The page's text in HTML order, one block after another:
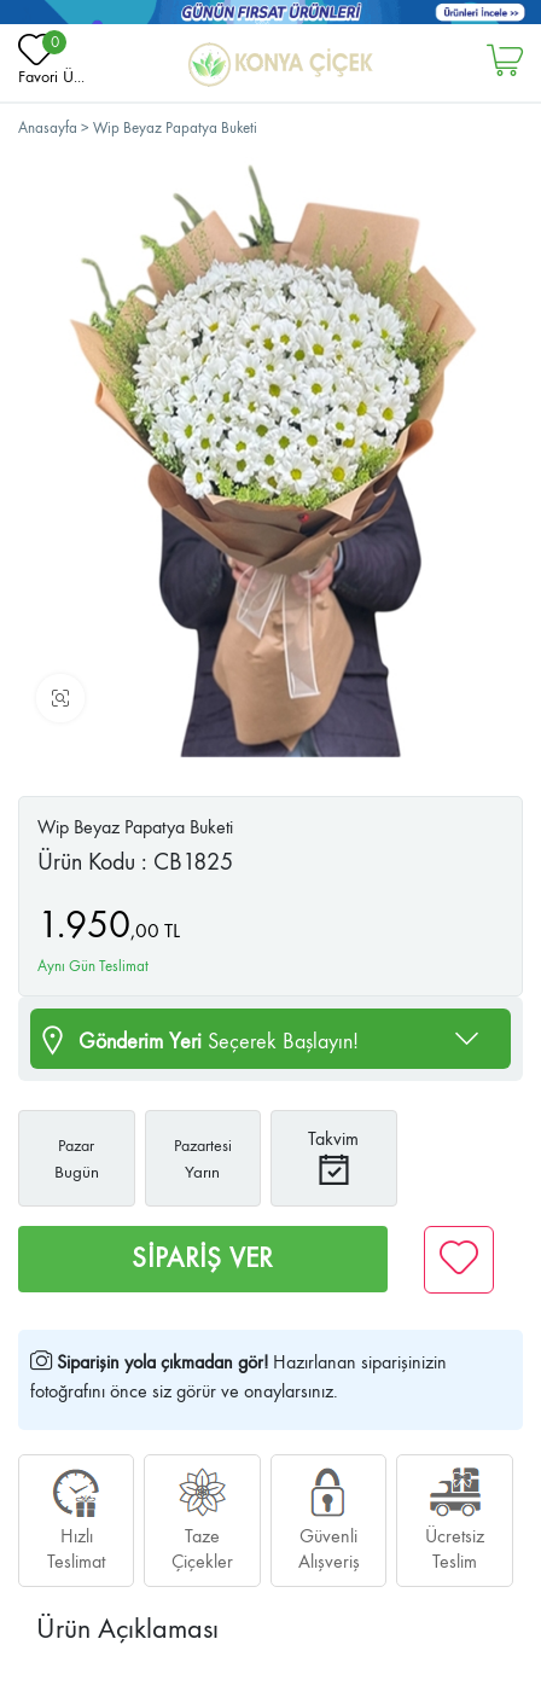
0
Favori Ü...
Anasayfa > Wip Beyaz Papatya Buketi
Wip Beyaz Papatya Buketi
Ürün Kodu : CB1825
1.950,00 TL
Aynı Gün Teslimat
Gönderim Yeri Seçerek Başlayın!
Pazar
Bugün
Pazartesi
Yarın
Takvim
SİPARİŞ VER
Siparişin yola çıkmadan gör! Hazırlanan siparişinizin
fotoğrafını önce siz görür ve onaylarsınız.
Hızlı
Teslimat
Taze
Çiçekler
Güvenli
Alışveriş
Ücretsiz
Teslim
Ürün Açıklaması